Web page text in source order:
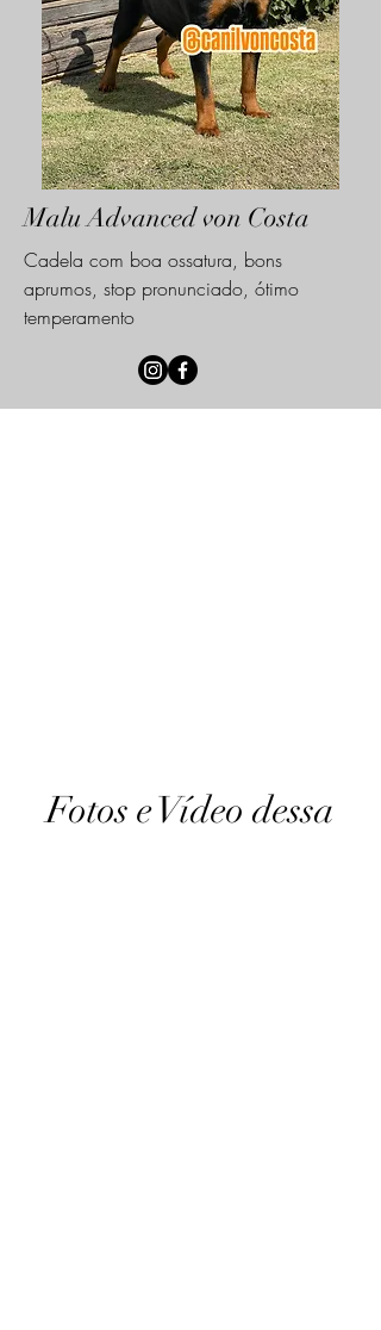
MaluAdvanced von Costa
Cadela com boa ossatura, bons
aprumos, stop pronunciado, ótimo
temperamento
Fotos e Vídeo dessa